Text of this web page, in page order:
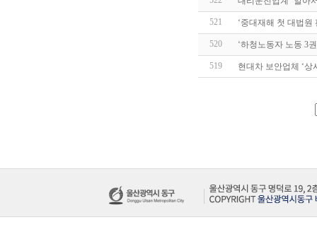
521 ‘중대재해 첫 대법
520 ‘하청노동자 노동 3
519 현대차 보안업체 ‘